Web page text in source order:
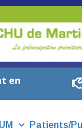
en
Patients/